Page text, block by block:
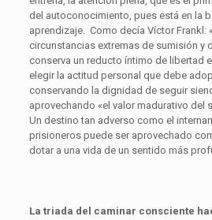
del autoconocimiento, pues está en la
aprendizaje. Como decía Víctor Frankl:
circunstancias extremas de sumisión y
conserva un reducto íntimo de libertad
elegir la actitud personal que debe
conservando la dignidad de seguir
aprovechando «el valor madurativo del
Un destino tan adverso como el
prisioneros puede ser aprovechado
dotar a una vida de un sentido más
La triada del caminar consciente